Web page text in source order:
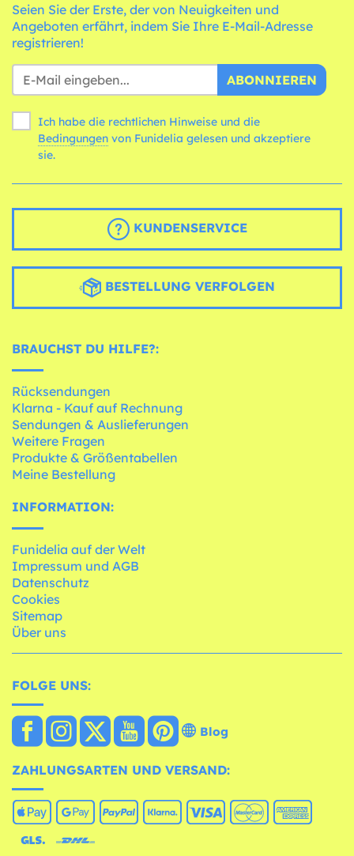
Seien Sie der Erste, der von Neuigkeiten und
Angeboten erfährt, indem Sie Ihre E-Mail-Adresse
registrieren!
ABONNIEREN
Ich habe die rechtlichen Hinweise und die
Bedingungen
sie.
KUNDENSERVICE
BESTELLUNG VERFOLGEN
BRAUCHST DU HILFE?:
Rücksendungen
Klarna - Kauf auf Rechnung
Sendungen & Auslieferungen
Weitere Fragen
Produkte & Größentabellen
Meine Bestellung
INFORMATION:
Funidelia auf der Welt
Impressum und AGB
Datenschutz
Cookies
Sitemap
Über uns
FOLGE UNS:
Blog
ZAHLUNGSARTEN UND VERSAND: